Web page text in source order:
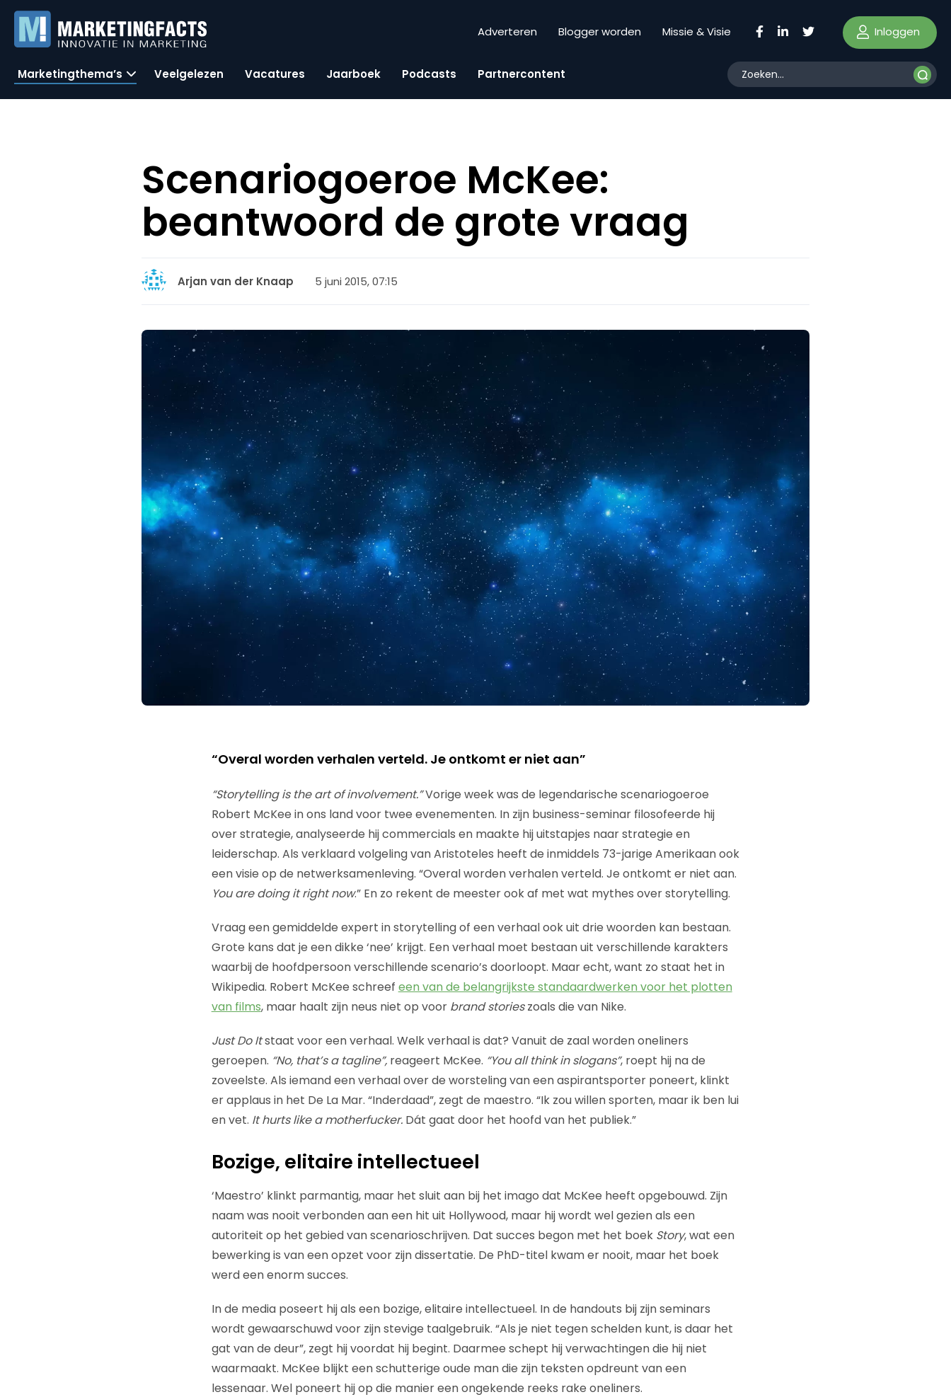
Adverteren Blogger worden Missie & Visie Inloggen
Marketingthema’s Veelgelezen Vacatures Jaarboek Podcasts Partnercontent
Scenariogoeroe McKee:
beantwoord de grote vraag
Arjan van der Knaap 5 juni 2015, 07:15
“Overal worden verhalen verteld. Je ontkomt er niet aan”
“Storytelling is the art of involvement.”Vorige week was de legendarische scenariogoeroe
Robert McKee in ons land voor twee evenementen. In zijn business-seminar filosofeerde hij
over strategie, analyseerde hij commercials en maakte hij uitstapjes naar strategie en
leiderschap. Als verklaard volgeling van Aristoteles heeft de inmiddels 73-jarige Amerikaan ook
een visie op de netwerksamenleving. “Overal worden verhalen verteld. Je ontkomt er niet aan.
You are doing it right now.” En zo rekent de meester ook af met wat mythes over storytelling.
Vraag een gemiddelde expert in storytelling of een verhaal ook uit drie woorden kan bestaan.
Grote kans dat je een dikke ‘nee’ krijgt. Een verhaal moet bestaan uit verschillende karakters
waarbij de hoofdpersoon verschillende scenario’s doorloopt. Maar echt, want zo staat het in
Wikipedia. Robert McKee schreef een van de belangrijkste standaardwerken voor het plotten
van films, maar haalt zijn neus niet op voor brand storieszoals die van Nike.
Just Do Itstaat voor een verhaal. Welk verhaal is dat? Vanuit de zaal worden oneliners
geroepen. “No, that’s a tagline”,reageert McKee. “You all think in slogans”, roept hij na de
zoveelste. Als iemand een verhaal over de worsteling van een aspirantsporter poneert, klinkt
er applaus in het De La Mar. “Inderdaad”, zegt de maestro. “Ik zou willen sporten, maar ik ben lui
en vet. It hurts like a motherfucker.Dát gaat door het hoofd van het publiek.”
Bozige, elitaire intellectueel
‘Maestro’ klinkt parmantig, maar het sluit aan bij het imago dat McKee heeft opgebouwd. Zijn
naam was nooit verbonden aan een hit uit Hollywood, maar hij wordt wel gezien als een
autoriteit op het gebied van scenarioschrijven. Dat succes begon met het boek Story, wat een
bewerking is van een opzet voor zijn dissertatie. De PhD-titel kwam er nooit, maar het boek
werd een enorm succes.
In de media poseert hij als een bozige, elitaire intellectueel. In de handouts bij zijn seminars
wordt gewaarschuwd voor zijn stevige taalgebruik. “Als je niet tegen schelden kunt, is daar het
gat van de deur”, zegt hij voordat hij begint. Daarmee schept hij verwachtingen die hij niet
waarmaakt. McKee blijkt een schutterige oude man die zijn teksten opdreunt van een
lessenaar. Wel poneert hij op die manier een ongekende reeks rake oneliners.